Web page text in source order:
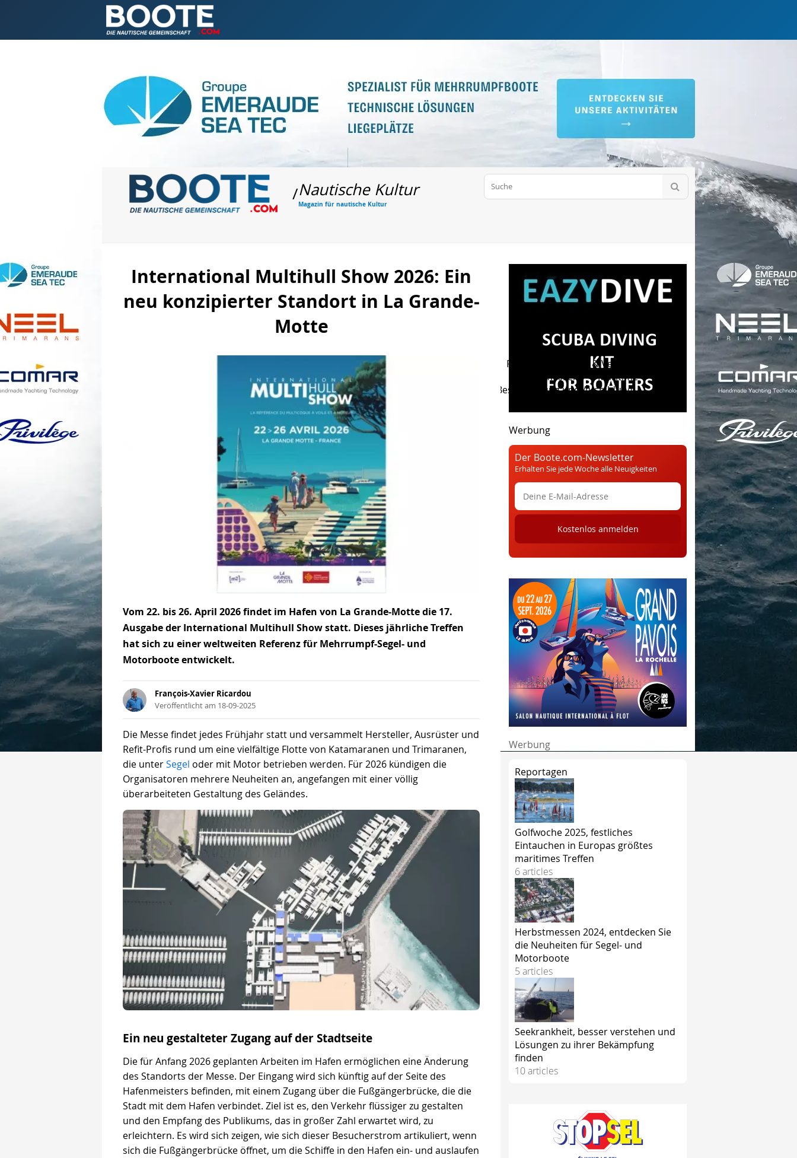
/Nautische Kultur
Magazin für nautische Kultur
Marine Wetter
Fed., Assoc. Verein & Verein
Französische Marine SNSM Bootsmessen
Maritime
Häfen & Marinas Praxis Brief an die Redaktion Beschäftigung und Ausbildung
Buzz-
Maritime Geschichte Seekrankheit
International Multihull Show 2026: Ein
neu konzipierter Standort in La Grande-
Motte
Vom 22. bis 26. April 2026 findet im Hafen von La Grande-Motte die 17.
Ausgabe der International Multihull Show statt. Dieses jährliche Treffen
hat sich zu einer weltweiten Referenz für Mehrrumpf-Segel- und
Motorboote entwickelt.
François-Xavier Ricardou
Veröffentlicht am 18-09-2025
Die Messe findet jedes Frühjahr statt und versammelt Hersteller, Ausrüster und
Refit-Profis rund um eine vielfältige Flotte von Katamaranen und Trimaranen,
die unterSegel oder mit Motor betrieben werden. Für 2026 kündigen die
Organisatoren mehrere Neuheiten an, angefangen mit einer völlig
überarbeiteten Gestaltung des Geländes.
Ein neu gestalteter Zugang auf der Stadtseite
Die für Anfang 2026 geplanten Arbeiten im Hafen ermöglichen eine Änderung
des Standorts der Messe. Der Eingang wird sich künftig auf der Seite des
Hafenmeisters befinden, mit einem Zugang über die Fußgängerbrücke, die die
Stadt mit dem Hafen verbindet. Ziel ist es, den Verkehr flüssiger zu gestalten
und den Empfang des Publikums, das in großer Zahl erwartet wird, zu
erleichtern. Es wird sich zeigen, wie sich dieser Besucherstrom artikuliert, wenn
sich die Fußgängerbrücke öffnet, um die Schiffe in den Hafen ein- und auslaufen
Werbung
Der Boote.com-Newsletter
Erhalten Sie jede Woche alle Neuigkeiten
Werbung
Reportagen
Golfwoche 2025, festliches
Eintauchen in Europas größtes
maritimes Treffen
6 articles
Herbstmessen 2024, entdecken Sie
die Neuheiten für Segel- und
Motorboote
5 articles
Seekrankheit, besser verstehen und
Lösungen zu ihrer Bekämpfung
finden
10 articles